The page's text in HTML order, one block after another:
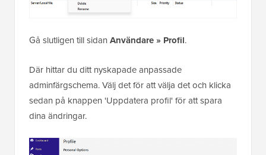
Gå slutligen till sidan Användare » Profil.
Där hittar du ditt nyskapade anpassade
adminfärgschema. Välj det för att välja det och klicka
sedan på knappen 'Uppdatera profil' för att spara
dina ändringar.